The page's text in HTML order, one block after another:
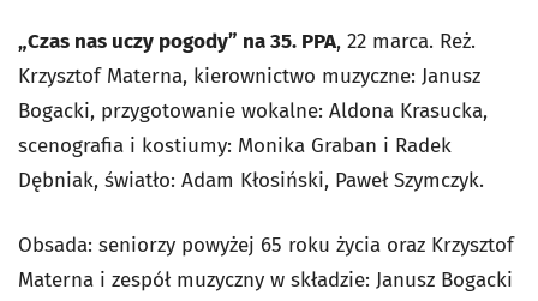
„Czas nas uczy pogody” na 35. PPA, 22 marca. Reż.
Krzysztof Materna, kierownictwo muzyczne: Janusz
Bogacki, przygotowanie wokalne: Aldona Krasucka,
scenografia i kostiumy: Monika Graban i Radek
Dębniak, światło: Adam Kłosiński, Paweł Szymczyk.
Obsada: seniorzy powyżej 65 roku życia oraz Krzysztof
Materna i zespół muzyczny w składzie: Janusz Bogacki